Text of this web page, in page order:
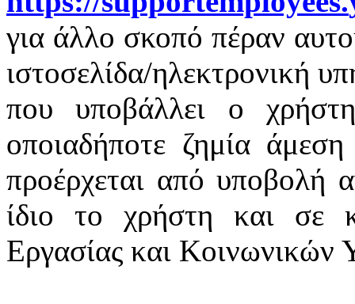
για άλλο σκοπό πέραν
ιστοσελίδα/ηλεκτρονική
που υποβάλλει ο
οποιαδήποτε ζημία
προέρχεται από υποβολή
ίδιο το χρήστη και σε
Εργασίας και Κοινωνικών